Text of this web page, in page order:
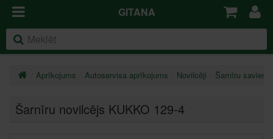
GITANA
Aprīkojums Autoservisa aprīkojums Novilcēji Šarnīru
Šarnīru novilcējs KUKKO 129-4